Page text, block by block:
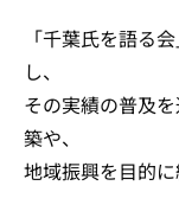
「千葉氏を語る
し、
その実績の普及
築や、
地域振興を目的に